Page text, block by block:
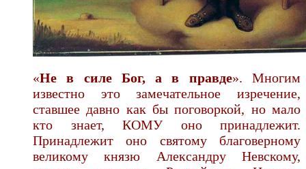
«Не в силе Бог, а в правде». Многим
известно это замечательное изречение,
ставшее давно как бы поговоркой, но мало
кто знает, КОМУ оно принадлежит.
Принадлежит оно святому благоверному
великому князю Александру Невскому,